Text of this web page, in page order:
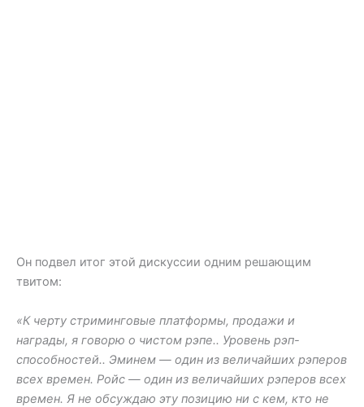
Он подвел итог этой дискуссии одним решающим
твитом:
«К черту стриминговые платформы, продажи и
награды, я говорю о чистом рэпе.. Уровень рэп-
способностей.. Эминем — один из величайших рэперов
всех времен. Ройс — один из величайших рэперов всех
времен. Я не обсуждаю эту позицию ни с кем, кто не